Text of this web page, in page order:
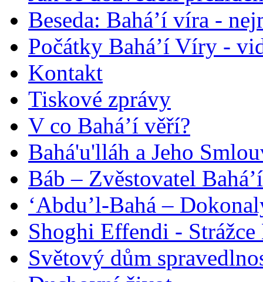
Beseda: Bahá’í víra -
Počátky Bahá’í Víry -
Kontakt
Tiskové zprávy
V co Bahá’í věří?
Bahá'u'lláh a Jeho
Báb – Zvěstovatel
‘Abdu’l-Bahá –
Shoghi Effendi -
Světový dům